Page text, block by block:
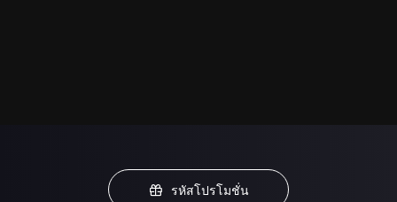
รหัสโปรโมชั่น